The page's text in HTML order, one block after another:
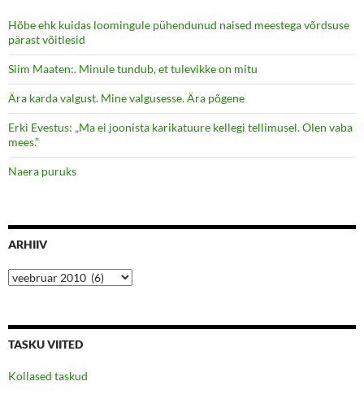
Hõbe ehk kuidas loomingule pühendunud naised meestega võrdsuse
pärast võitlesid
Siim Maaten:. Minule tundub, et tulevikke on mitu
Ära karda valgust. Mine valgusesse. Ära põgene
Erki Evestus: „Ma ei joonista karikatuure kellegi tellimusel. Olen vaba
mees.”
Naera puruks
ARHIIV
Arhiiv
TASKU VIITED
Kollased taskud